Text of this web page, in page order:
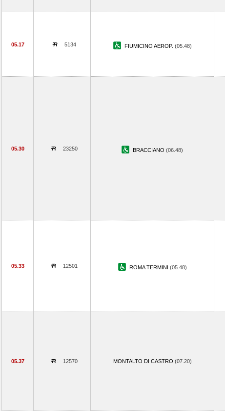
05.17 5134 FIUMICINO AEROP. (05.48)
05.30 23250 BRACCIANO (06.48)
05.33 12501 ROMA TERMINI (05.48)
05.37 12570 MONTALTO DI CASTRO (07.20)